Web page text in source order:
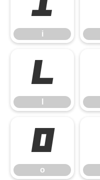
i
l
o
o